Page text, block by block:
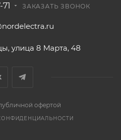
ЗАКАЗАТЬ ЗВОНОК
улица 8 Марта, 48
офертой